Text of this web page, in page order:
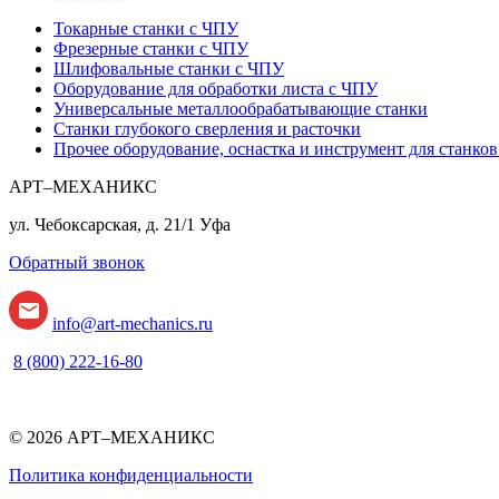
Токарные станки с ЧПУ
Фрезерные станки с ЧПУ
Шлифовальные станки с ЧПУ
Оборудование для обработки листа с ЧПУ
Универсальные металлообрабатывающие станки
Станки глубокого сверления и расточки
Прочее оборудование, оснастка и инструмент для
АРТ–МЕХАНИКС
ул. Чебоксарская, д. 21/1 Уфа
Обратный звонок
info@art-mechanics.ru
8 (800) 222-16-80
© 2026 АРТ–МЕХАНИКС
Политика конфиденциальности